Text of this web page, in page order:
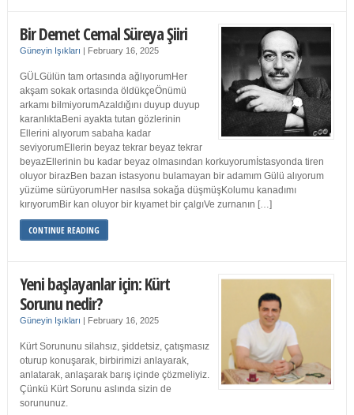
Bir Demet Cemal Süreya Şiiri
Güneyin Işıkları | February 16, 2025
GÜLGülün tam ortasında ağlıyorumHer
akşam sokak ortasında öldükçeÖnümü
arkamı bilmiyorumAzaldığını duyup duyup
karanlıktaBeni ayakta tutan gözlerinin
Ellerini alıyorum sabaha kadar
seviyorumEllerin beyaz tekrar beyaz tekrar
beyazEllerinin bu kadar beyaz olmasından korkuyorumİstasyonda tiren
oluyor birazBen bazan istasyonu bulamayan bir adamım Gülü alıyorum
yüzüme sürüyorumHer nasılsa sokağa düşmüşKolumu kanadımı
kırıyorumBir kan oluyor bir kıyamet bir çalgıVe zurnanın […]
CONTINUE READING
Yeni başlayanlar için: Kürt
Sorunu nedir?
Güneyin Işıkları | February 16, 2025
Kürt Sorununu silahsız, şiddetsiz, çatışmasız
oturup konuşarak, birbirimizi anlayarak,
anlatarak, anlaşarak barış içinde çözmeliyiz.
Çünkü Kürt Sorunu aslında sizin de
sorununuz.